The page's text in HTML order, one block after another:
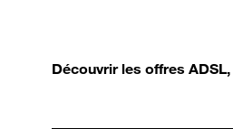
Découvrir les offres